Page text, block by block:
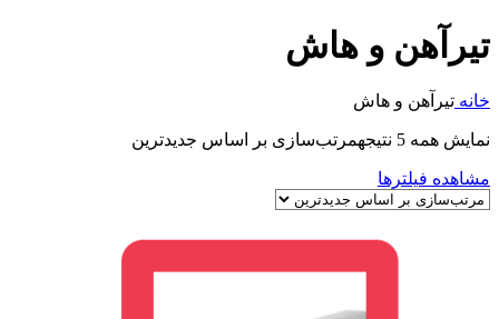
تیرآهن و هاش
خانه تیرآهن و هاش
نمایش همه 5 نتیجه مرتب‌سازی بر اساس جدیدترین
مشاهده فیلترها